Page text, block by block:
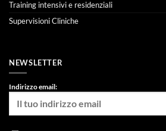
Training intensivi e residenziali
Supervisioni Cliniche
NEWSLETTER
Indirizzo email: